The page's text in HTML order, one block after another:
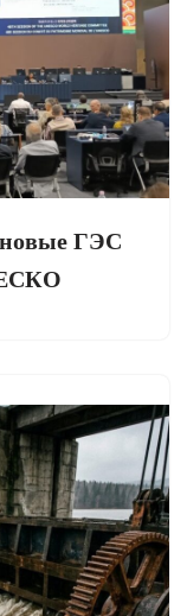
новые ГЭС